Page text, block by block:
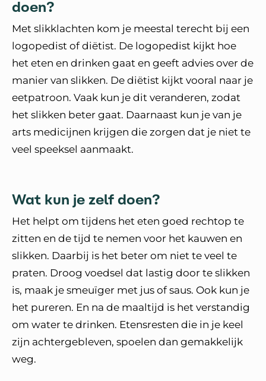
doen?
Met slikklachten kom je meestal terecht bij een
logopedist of diëtist. De logopedist kijkt hoe
het eten en drinken gaat en geeft advies over de
manier van slikken. De diëtist kijkt vooral naar je
eetpatroon. Vaak kun je dit veranderen, zodat
het slikken beter gaat. Daarnaast kun je van je
arts medicijnen krijgen die zorgen dat je niet te
veel speeksel aanmaakt.
Wat kun je zelf doen?
Het helpt om tijdens het eten goed rechtop te
zitten en de tijd te nemen voor het kauwen en
slikken. Daarbij is het beter om niet te veel te
praten. Droog voedsel dat lastig door te slikken
is, maak je smeuïger met jus of saus. Ook kun je
het pureren. En na de maaltijd is het verstandig
om water te drinken. Etensresten die in je keel
zijn achtergebleven, spoelen dan gemakkelijk
weg.